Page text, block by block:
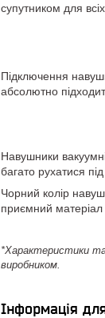
супутником для
Підключення
абсолютно
Навушники
багато рухатися
Чорний колір
приємний матеріал
*Характеристики та
виробником.
Інформація